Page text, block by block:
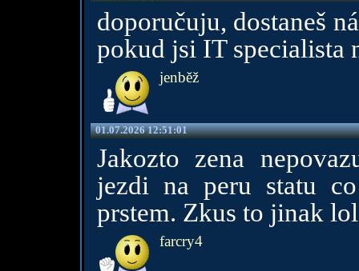
doporučuju, dostaneš
pokud jsi IT specialista
jenběž
01.07.2026 12:51:01
Jakozto zena
jezdi na peru statu
prstem. Zkus to jinak
farcry4